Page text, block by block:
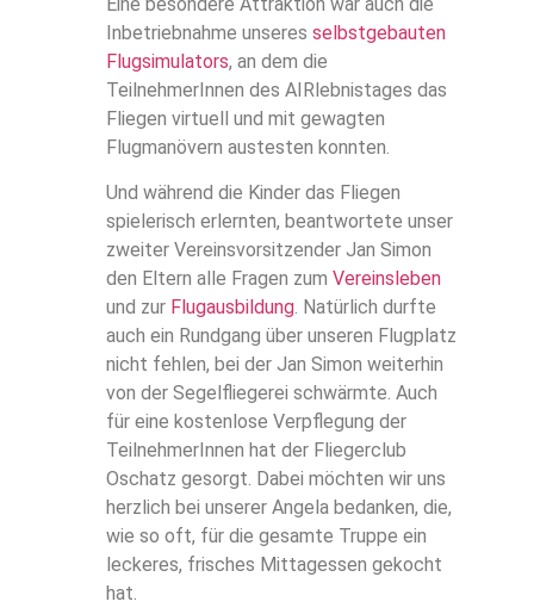
Inbetriebnahme unseresselbstgebauten
Flugsimulators, an dem die
TeilnehmerInnen des AIRlebnistages das
Fliegen virtuell und mit gewagten
Flugmanövern austesten konnten.
Und während die Kinder das Fliegen
spielerisch erlernten, beantwortete unser
zweiter Vereinsvorsitzender Jan Simon
den Eltern alle Fragen zumVereinsleben
und zur Flugausbildung. Natürlich durfte
auch ein Rundgang über unseren Flugplatz
nicht fehlen, bei der Jan Simon weiterhin
von der Segelfliegerei schwärmte. Auch
für eine kostenlose Verpflegung der
TeilnehmerInnen hat der Fliegerclub
Oschatz gesorgt. Dabei möchten wir uns
herzlich bei unserer Angela bedanken, die,
wie so oft, für die gesamte Truppe ein
leckeres, frisches Mittagessen gekocht
hat.